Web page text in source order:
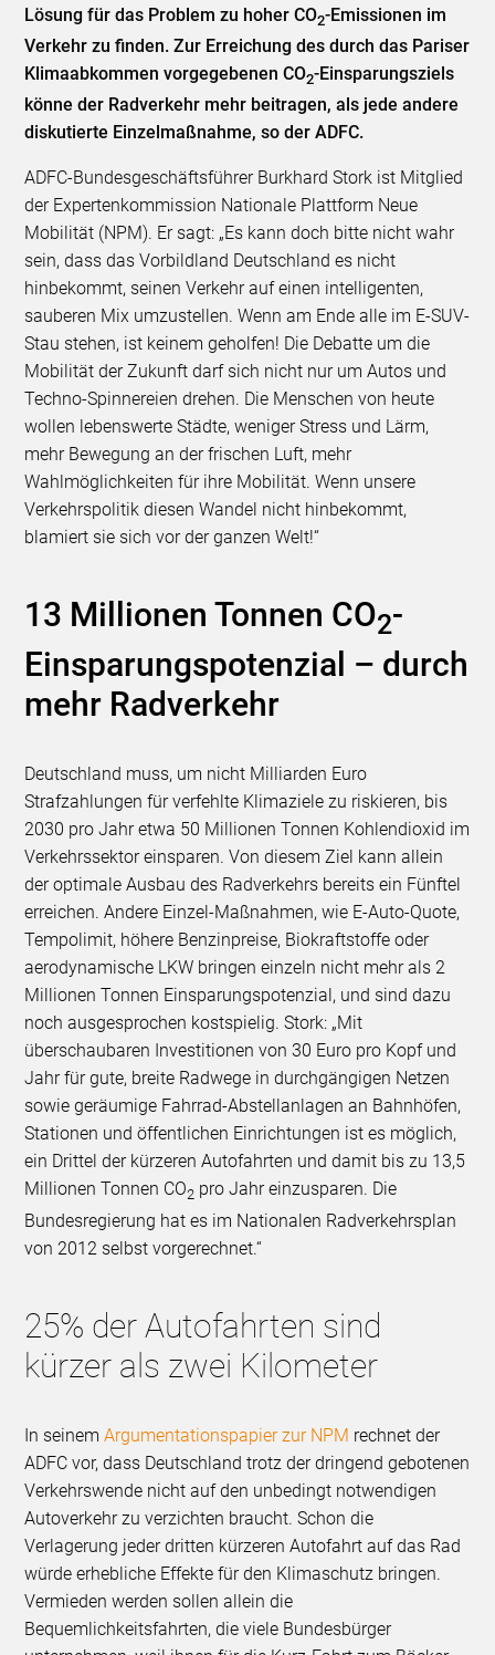
Lösung für das Problem zu hoher CO2-Emissionen im
Verkehr zu finden. Zur Erreichung des durch das Pariser
Klimaabkommen vorgegebenen CO2-Einsparungsziels
könne der Radverkehr mehr beitragen, als jede andere
diskutierte Einzelmaßnahme, so der ADFC.
ADFC-Bundesgeschäftsführer Burkhard Stork ist Mitglied
der Expertenkommission Nationale Plattform Neue
Mobilität (NPM). Er sagt: „Es kann doch bitte nicht wahr
sein, dass das Vorbildland Deutschland es nicht
hinbekommt, seinen Verkehr auf einen intelligenten,
sauberen Mix umzustellen. Wenn am Ende alle im E-SUV-
Stau stehen, ist keinem geholfen! Die Debatte um die
Mobilität der Zukunft darf sich nicht nur um Autos und
Techno-Spinnereien drehen. Die Menschen von heute
wollen lebenswerte Städte, weniger Stress und Lärm,
mehr Bewegung an der frischen Luft, mehr
Wahlmöglichkeiten für ihre Mobilität. Wenn unsere
Verkehrspolitik diesen Wandel nicht hinbekommt,
blamiert sie sich vor der ganzen Welt!“
13 Millionen Tonnen CO2-
Einsparungspotenzial – durch
mehr Radverkehr
Deutschland muss, um nicht Milliarden Euro
Strafzahlungen für verfehlte Klimaziele zu riskieren, bis
2030 pro Jahr etwa 50 Millionen Tonnen Kohlendioxid im
Verkehrssektor einsparen. Von diesem Ziel kann allein
der optimale Ausbau des Radverkehrs bereits ein Fünftel
erreichen. Andere Einzel-Maßnahmen, wie E-Auto-Quote,
Tempolimit, höhere Benzinpreise, Biokraftstoffe oder
aerodynamische LKW bringen einzeln nicht mehr als 2
Millionen Tonnen Einsparungspotenzial, und sind dazu
noch ausgesprochen kostspielig. Stork: „Mit
überschaubaren Investitionen von 30 Euro pro Kopf und
Jahr für gute, breite Radwege in durchgängigen Netzen
sowie geräumige Fahrrad-Abstellanlagen an Bahnhöfen,
Stationen und öffentlichen Einrichtungen ist es möglich,
ein Drittel der kürzeren Autofahrten und damit bis zu 13,5
Millionen Tonnen CO2 pro Jahr einzusparen. Die
Bundesregierung hat es im Nationalen Radverkehrsplan
von 2012 selbst vorgerechnet.“
25% der Autofahrten sind
kürzer als zwei Kilometer
In seinemArgumentationspapier zur NPM rechnet der
ADFC vor, dass Deutschland trotz der dringend gebotenen
Verkehrswende nicht auf den unbedingt notwendigen
Autoverkehr zu verzichten braucht. Schon die
Verlagerung jeder dritten kürzeren Autofahrt auf das Rad
würde erhebliche Effekte für den Klimaschutz bringen.
Vermieden werden sollen allein die
Bequemlichkeitsfahrten, die viele Bundesbürger